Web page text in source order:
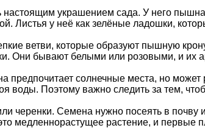
настоящим украшением сада. У него
Листья у неё как зелёные ладошки,
ветви, которые образуют пышную
Они бывают белыми или розовыми, и их
предпочитает солнечные места, но
воды. Поэтому важно следить за тем,
черенки. Семена нужно посеять в
медленнорастущее растение, и первые